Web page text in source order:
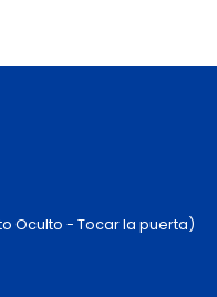
Oculto - Tocar la puerta)